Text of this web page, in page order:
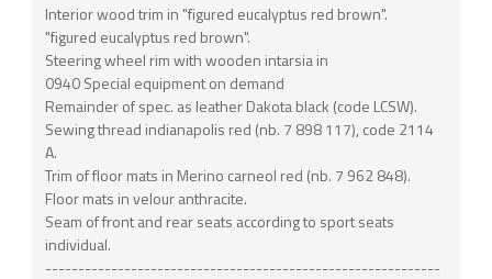
Interior wood trim in "figured eucalyptus red brown".
"figured eucalyptus red brown".
Steering wheel rim with wooden intarsia in
0940 Special equipment on demand
Remainder of spec. as leather Dakota black (code LCSW).
Sewing thread indianapolis red (nb. 7 898 117), code 2114
A.
Trim of floor mats in Merino carneol red (nb. 7 962 848).
Floor mats in velour anthracite.
Seam of front and rear seats according to sport seats
individual.
------------------------------------------------------------